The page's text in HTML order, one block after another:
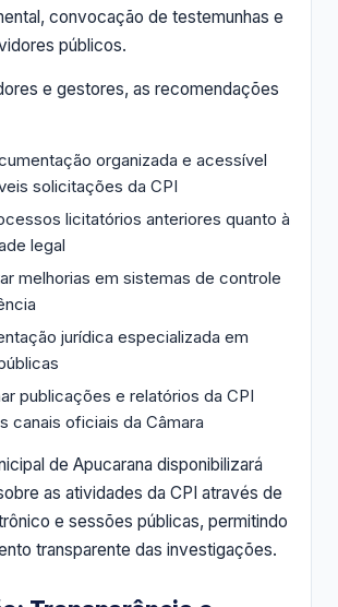
convocação de testemunhas e
públicos.
e gestores, as recomendações
organizada e acessível
solicitações da CPI
licitatórios anteriores quanto à
legal
melhorias em sistemas de controle
jurídica especializada em
publicações e relatórios da CPI
canais oficiais da Câmara
de Apucarana disponibilizará
as atividades da CPI através de
e sessões públicas, permitindo
transparente das investigações.